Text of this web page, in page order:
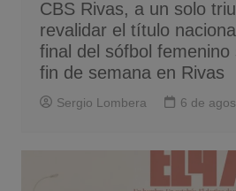
CBS Rivas, a un solo
revalidar el título
final del sófbol femenino
fin de semana en Rivas
Sergio Lombera 6 de